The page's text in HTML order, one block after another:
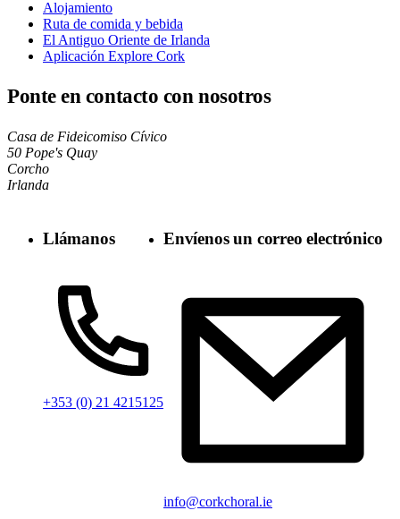
Alojamiento
Ruta de comida y bebida
El Antiguo Oriente de Irlanda
Aplicación Explore Cork
Ponte en contacto con nosotros
Casa de Fideicomiso Cívico
50 Pope's Quay
Corcho
Irlanda
Llámanos
+353 (0) 21 4215125
Envíenos un correo electrónico
info@corkchoral.ie